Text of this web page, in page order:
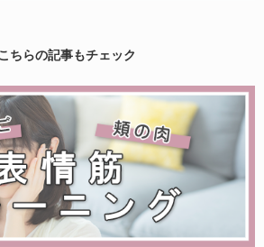
ちらの記事もチェック